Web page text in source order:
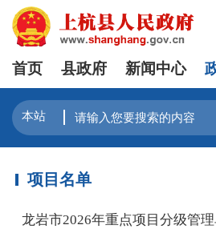
首页 县政府 新闻中心
项目名单
龙岩市2026年重点项目分级管